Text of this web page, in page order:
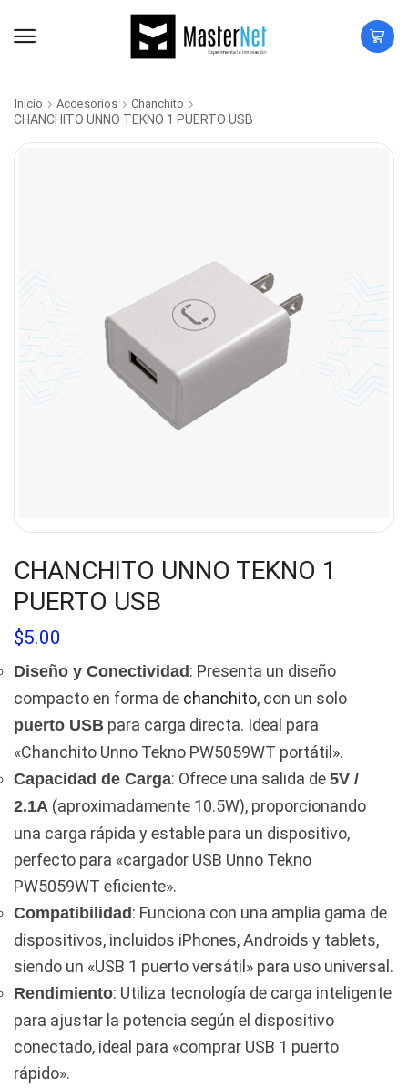
Inicio Accesorios Chanchito
CHANCHITO UNNO TEKNO 1 PUERTO USB
CHANCHITO UNNO TEKNO 1
PUERTO USB
$5.00
Diseño y Conectividad : Presenta un diseño
compacto en forma de chanchito, con un solo
puerto USB para carga directa. Ideal para
«Chanchito Unno Tekno PW5059WT portátil».
Capacidad de Carga: Ofrece una salida de 5V /
2.1A (aproximadamente 10.5W), proporcionando
una carga rápida y estable para un dispositivo,
perfecto para «cargador USB Unno Tekno
PW5059WT eficiente».
Compatibilidad : Funciona con una amplia gama de
dispositivos, incluidos iPhones, Androids y tablets,
siendo un «USB 1 puerto versátil» para uso universal.
Rendimiento: Utiliza tecnología de carga inteligente
para ajustar la potencia según el dispositivo
conectado, ideal para «comprar USB 1 puerto
rápido».